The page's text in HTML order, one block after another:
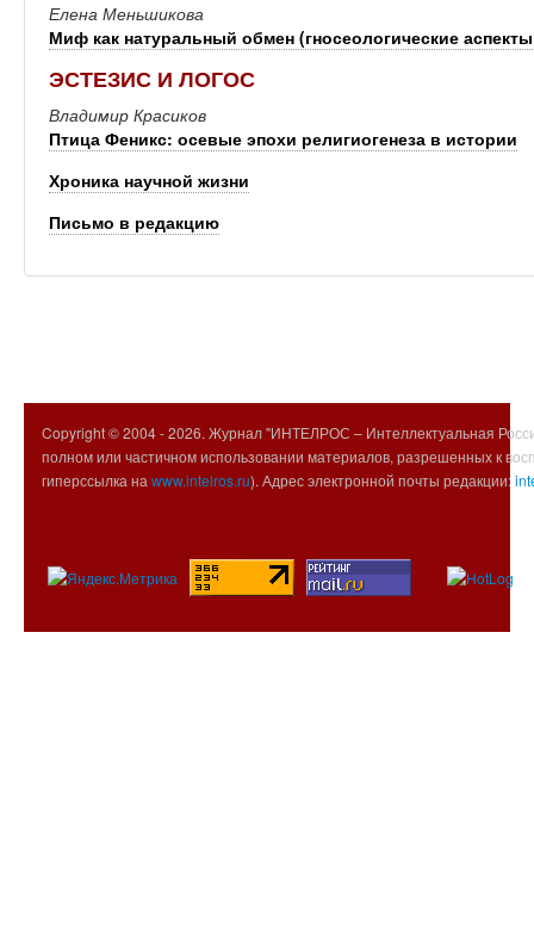
Елена Меньшикова
Миф как натуральный обмен (гносеологические
ЭСТЕЗИС И ЛОГОС
Владимир Красиков
Птица Феникс: осевые эпохи религиогенеза в истории
Хроника научной жизни
Письмо в редакцию
Copyright © 2004 -2026. Журнал "ИНТЕЛРОС – Интеллектуальная
полном или частичном использовании материалов, разрешенных к
гиперссылка на www.intelros.ru). Адрес электронной почты редакции: